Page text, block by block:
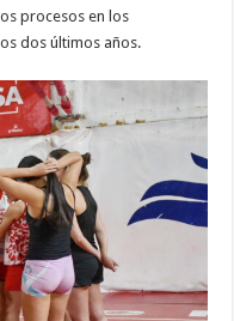
procesos en los
dos últimos años.